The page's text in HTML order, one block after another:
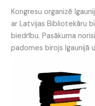
Kongresu organizē
ar Latvijas Bibliotekāru
biedrību. Pasākuma
padomes birojs Igaunijā